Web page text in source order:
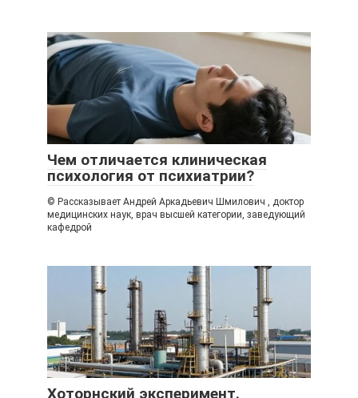
Чем отличается клиническая
психология от психиатрии?
© Рассказывает Андрей Аркадьевич Шмилович , доктор
медицинских наук, врач высшей категории, заведующий
кафедрой
Хоторнский эксперимент.